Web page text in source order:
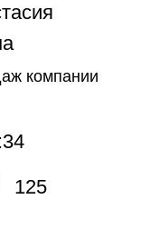
125
компании